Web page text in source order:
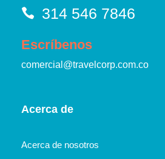
314 546 7846
Escríbenos
comercial@travelcorp.com.co
Acerca de
Acerca de nosotros